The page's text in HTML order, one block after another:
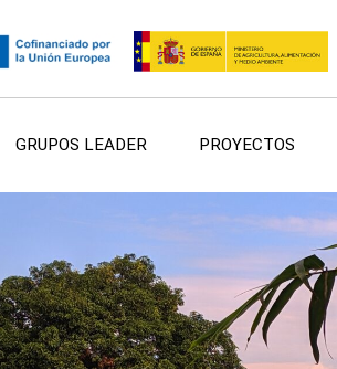
GRUPOS LEADER PROYECTOS